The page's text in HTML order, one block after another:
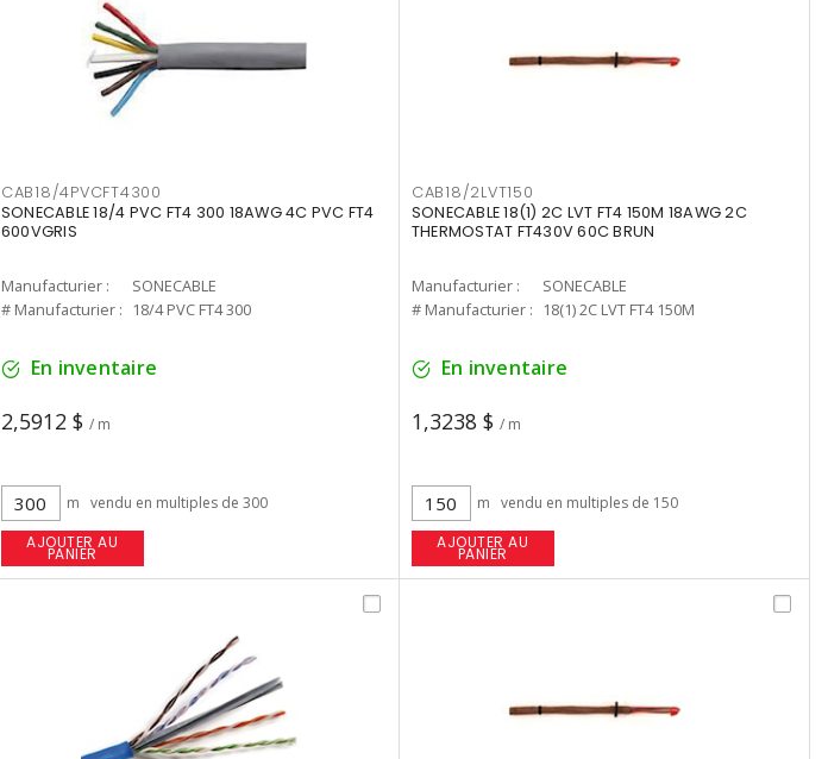
CAB18/4PVCFT4300
SONECABLE 18/4 PVC FT4 300 18AWG 4C PVC FT4
600VGRIS
Manufacturier :
SONECABLE
# Manufacturier :
18/4 PVC FT4 300
En inventaire
2,5912 $ / m
m vendu en multiples de 300
AJOUTER AU
PANIER
CAB18/2LVT150
SONECABLE 18(1) 2C LVT FT4 150M 18AWG 2C
THERMOSTAT FT430V 60C BRUN
Manufacturier :
SONECABLE
# Manufacturier :
18(1) 2C LVT FT4 150M
En inventaire
1,3238 $ / m
m vendu en multiples de 150
AJOUTER AU
PANIER